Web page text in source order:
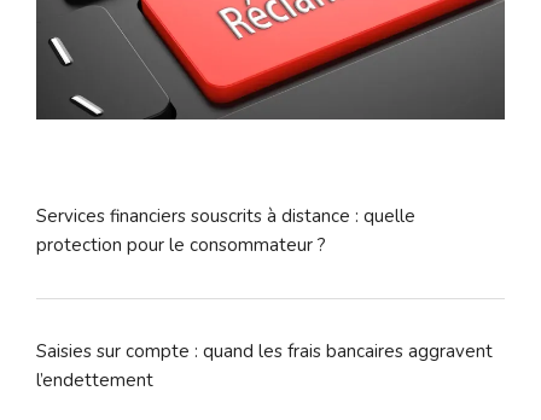
Services financiers souscrits à distance : quelle
protection pour le consommateur ?
Saisies sur compte : quand les frais bancaires aggravent
l’endettement